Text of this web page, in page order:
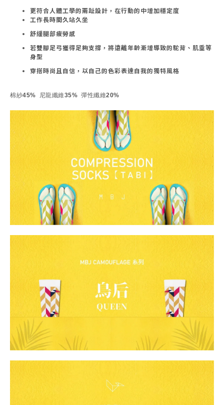
更符合人體工學的兩趾設計，在行動的中增加穩定度
工作長時間久站久坐
舒緩腿部疲勞感
若雙腳足弓獲得足夠支撐，將遠離年齡漸增導致的駝背、肌垂等
身型
穿搭時尚且自信，以自己的色彩表達自我的獨特風格
棉紗45% 尼龍纖維35% 彈性纖維20%